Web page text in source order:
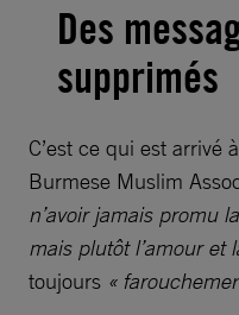
Des
supprimés
C’est ce qui est arrivé
Burmese Muslim
n’avoir jamais promu
mais plutôt l’amour et
toujours «